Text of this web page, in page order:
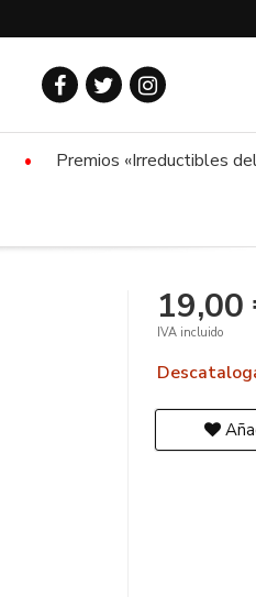
Premios «Irreductibles
19,00
IVA incluido